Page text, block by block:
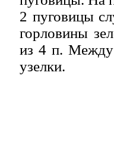
2 пуговицы
горловины
из 4 п. Между
узелки.